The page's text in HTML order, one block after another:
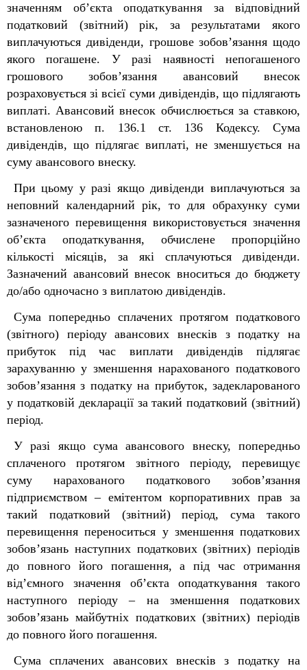
значенням об’єкта оподаткування за відповідний
податковий (звітний) рік, за результатами якого
виплачуються дивіденди, грошове зобов’язання щодо
якого погашене. У разі наявності непогашеного
грошового зобов’язання авансовий внесок
розраховується зі всієї суми дивідендів, що підлягають
виплаті. Авансовий внесок обчислюється за ставкою,
встановленою п. 136.1 ст. 136 Кодексу. Сума
дивідендів, що підлягає виплаті, не зменшується на
суму авансового внеску.
При цьому у разі якщо дивіденди виплачуються за
неповний календарний рік, то для обрахунку суми
зазначеного перевищення використовується значення
об’єкта оподаткування, обчислене пропорційно
кількості місяців, за які сплачуються дивіденди.
Зазначений авансовий внесок вноситься до бюджету
до/або одночасно з виплатою дивідендів.
Сума попередньо сплачених протягом податкового
(звітного) періоду авансових внесків з податку на
прибуток під час виплати дивідендів підлягає
зарахуванню у зменшення нарахованого податкового
зобов’язання з податку на прибуток, задекларованого
у податковій декларації за такий податковий (звітний)
період.
У разі якщо сума авансового внеску, попередньо
сплаченого протягом звітного періоду, перевищує
суму нарахованого податкового зобов’язання
підприємством–емітентом корпоративних прав за
такий податковий (звітний) період, сума такого
перевищення переноситься у зменшення податкових
зобов’язань наступних податкових (звітних) періодів
до повного його погашення, а під час отримання
від’ємного значення об’єкта оподаткування такого
наступного періоду–на зменшення податкових
зобов’язань майбутніх податкових (звітних) періодів
до повного його погашення.
Сума сплачених авансових внесків з податку на